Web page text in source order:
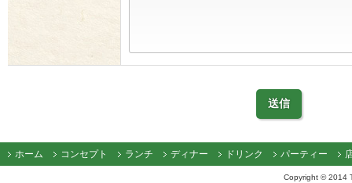
ホーム コンセプト ランチ ディナー ドリンク パーティー
Copyright © 2014